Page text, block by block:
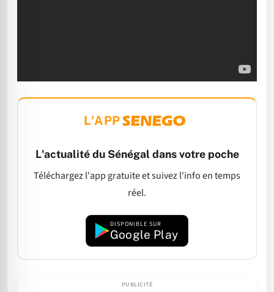
L'APP
L'actualité du Sénégal dans votre poche
Téléchargez l'app gratuite et suivez l'info en temps
réel.
DISPONIBLE SUR
Google Play